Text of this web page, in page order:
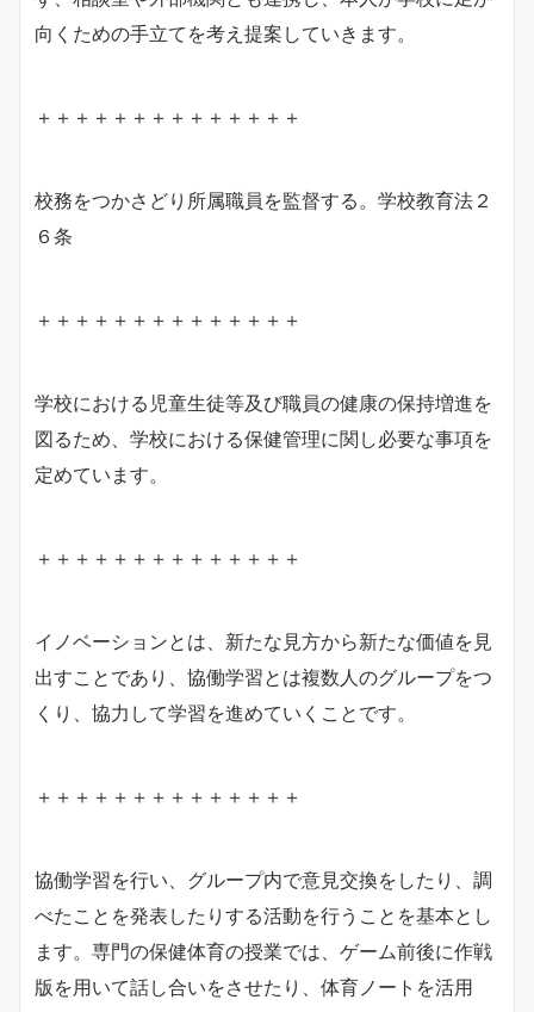
向くための手立てを考え提案していきます。
＋＋＋＋＋＋＋＋＋＋＋＋＋＋
校務をつかさどり所属職員を監督する。学校教育法２
６条
＋＋＋＋＋＋＋＋＋＋＋＋＋＋
学校における児童生徒等及び職員の健康の保持増進を
図るため、学校における保健管理に関し必要な事項を
定めています。
＋＋＋＋＋＋＋＋＋＋＋＋＋＋
イノベーションとは、新たな見方から新たな価値を見
出すことであり、協働学習とは複数人のグループをつ
くり、協力して学習を進めていくことです。
＋＋＋＋＋＋＋＋＋＋＋＋＋＋
協働学習を行い、グループ内で意見交換をしたり、調
べたことを発表したりする活動を行うことを基本とし
ます。専門の保健体育の授業では、ゲーム前後に作戦
版を用いて話し合いをさせたり、体育ノートを活用